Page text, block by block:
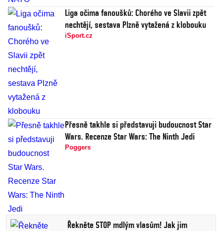
Liga očima fanoušků: Chorého ve Slavii zpět
nechtějí, sestava Plzně vytažená z klobouku
iSport.cz
Přesně takhle si představuji budoucnost Star
Wars. Recenze Star Wars: The Ninth Jedi
Poggers
Řekněte STOP mdlým vlasům! Jak jim